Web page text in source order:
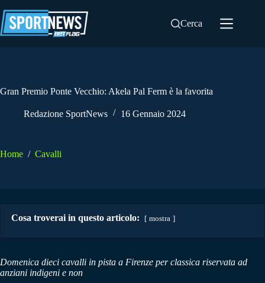
al
contenuto
Cerca
Gran Premio Ponte Vecchio: Akela Pal Ferm è la favorita
Redazione SportNews 16 Gennaio 2024
Home / Cavalli
Cosa troverai in questo articolo: mostra
Domenica dieci cavalli in pista a Firenze per classica riservata ad
anziani indigeni e non